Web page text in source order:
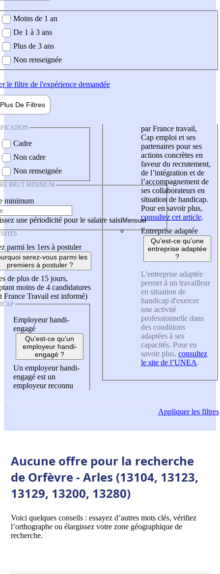
demandée
Moins de 1 an
De 1 à 3 ans
Plus de 3 ans
Non renseignée
le filtre de l'expérience demandée
Plus De Filtres
Cadre
Non cadre
Non renseignée
BRUT MINIMUM
minimum
une périodicité pour le salaire saisi
parmi les 1ers à postuler
serez-vous parmi les
premiers à postuler ?
de plus de 15 jours,
moins de 4 candidatures
France Travail est informé)
Employeur handi-
engagé
Qu'est-ce qu'un
employeur handi-
engagé ?
Un employeur handi-
engagé est un
employeur reconnu
par France travail,
Cap emploi et ses
partenaires pour ses
actions concrètes en
faveur du recrutement,
de l’intégration et de
l’accompagnement de
ses collaborateurs en
situation de handicap.
Pour en savoir plus,
consultez cet article.
Entreprise adaptée
Qu'est-ce qu'une
entreprise adaptée
?
L'entreprise adaptée
permet à un travailleur
en situation de
handicap d'exercer
une activité
professionnelle dans
des conditions
adaptées à ses
capacités. Pour en
savoir plus, consultez
le site de l’UNEA.
Appliquerles filtres
Aucune offre pour la recherche
de Orfèvre - Arles (13104, 13123,
13129, 13200, 13280)
Voici quelques conseils : essayez d’autres mots clés, vérifiez
l’orthographe ou élargissez votre zone géographique de
recherche.